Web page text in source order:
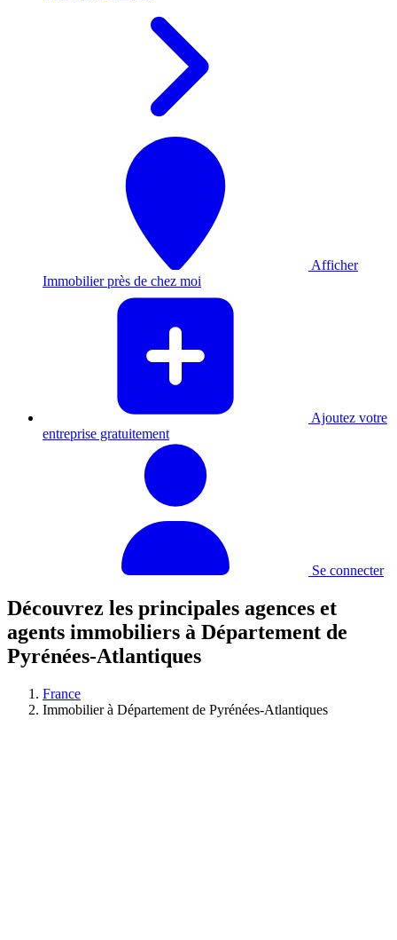
Afficher
Immobilier près de chez moi
Ajoutez votre
entreprise gratuitement
Se connecter
Découvrez les principales agences et
agents immobiliers à Département de
Pyrénées-Atlantiques
France
Immobilier à Département de Pyrénées-Atlantiques